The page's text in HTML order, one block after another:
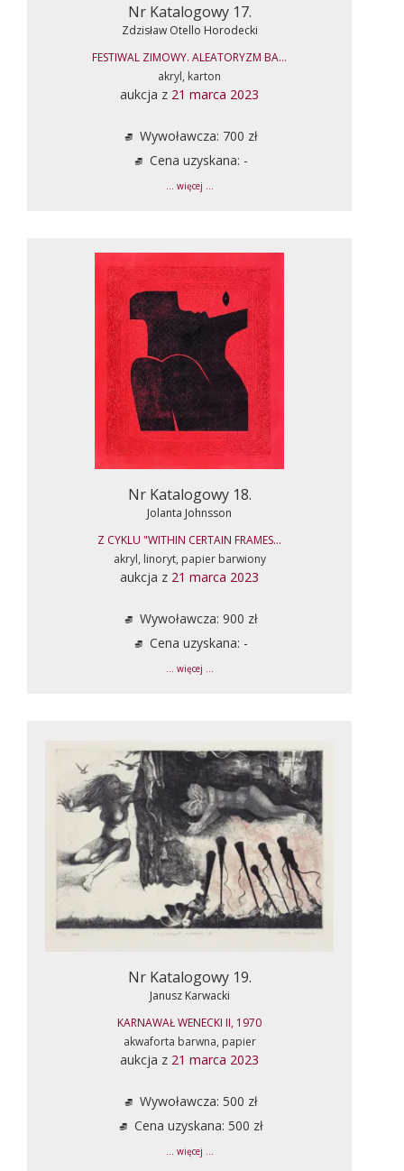
Nr Katalogowy 17.
Zdzisław Otello Horodecki
FESTIWAL ZIMOWY. ALEATORYZM BA...
akryl, karton
aukcja z 21 marca 2023
Wywoławcza: 700 zł
Cena uzyskana: -
... więcej ...
Nr Katalogowy 18.
Jolanta Johnsson
Z CYKLU "WITHIN CERTAIN FRAMES...
akryl, linoryt, papier barwiony
aukcja z 21 marca 2023
Wywoławcza: 900 zł
Cena uzyskana: -
... więcej ...
Nr Katalogowy 19.
Janusz Karwacki
KARNAWAŁ WENECKI II, 1970
akwaforta barwna, papier
aukcja z 21 marca 2023
Wywoławcza: 500 zł
Cena uzyskana: 500 zł
... więcej ...